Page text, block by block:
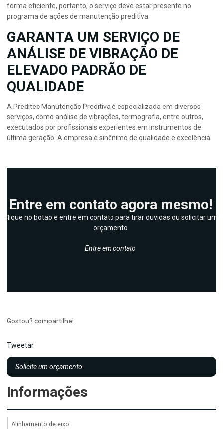
forma eficiente, portanto, o serviço deve estar presente no
programa de ações de manutenção preditiva.
GARANTA UM SERVIÇO DE
ANÁLISE DE VIBRAÇÃO DE
ELEVADO PADRÃO DE
QUALIDADE
A Preditec Manutenção Preditiva é especializada em diversos
serviços, como análise de vibrações, termografia, entre outros,
executados por profissionais experientes em instrumentos de
última geração. A empresa é sinônimo de qualidade e excelência.
Entre em contato agora mesmo!
Clique no botão e entre em contato para tirar dúvidas ou solicitar um
orçamento
Entre em contato
Gostou? compartilhe!
Tweetar
Solicite um orçamento
Informações
Alinhamento de eixo